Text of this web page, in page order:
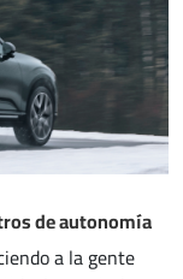
de autonomía
a la gente